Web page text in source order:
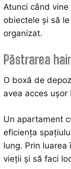
Atunci când
obiectele și să
organizat.
Păstrarea
O boxă de
avea acces
Un apartament
eficiența
lung. Prin
vieții și să faci